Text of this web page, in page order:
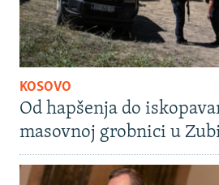
KOSOVO
Od hapšenja do
masovnoj grobnici u